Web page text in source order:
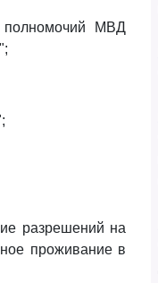
полномочий МВД
разрешений на
проживание в